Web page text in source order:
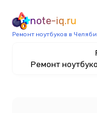
note-iq.ru
Ремонт ноутбуков в
Ремонт